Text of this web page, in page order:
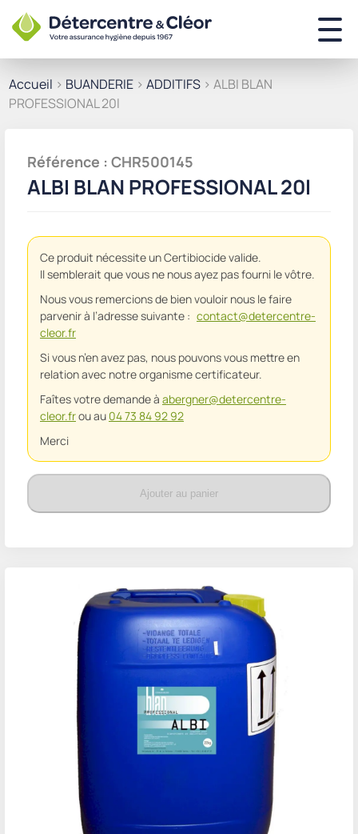
Accueil > BUANDERIE > ADDITIFS > ALBI BLAN
PROFESSIONAL 20l
Référence : CHR500145
ALBI BLAN PROFESSIONAL 20l
Ce produit nécessite un Certibiocide valide.
Il semblerait que vous ne nous ayez pas fourni le vôtre.
Nous vous remercions de bien vouloir nous le faire
parvenir à l’adresse suivante : contact@detercentre-
cleor.fr
Si vous n’en avez pas, nous pouvons vous mettre en
relation avec notre organisme certificateur.
Faîtes votre demande à abergner@detercentre-
cleor.frou au 04 73 84 92 92
Merci
Ajouter au panier